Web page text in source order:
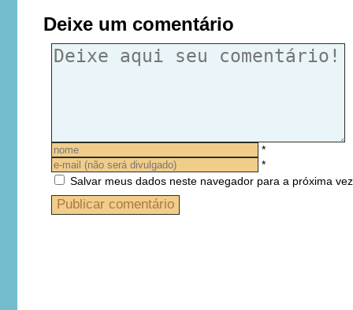
Deixe um comentário
*
*
Salvar meus dados neste navegador para a próxima